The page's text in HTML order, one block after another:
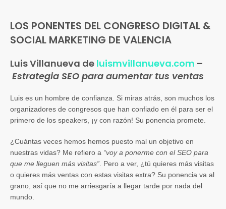
LOS PONENTES DEL CONGRESO DIGITAL &
SOCIAL MARKETING DE VALENCIA
Luis Villanueva de luismvillanueva.com –
Estrategia SEO para aumentar tus ventas
Luis es un hombre de confianza. Si miras atrás, son muchos los
organizadores de congresos que han confiado en él para ser el
primero de los speakers, ¡y con razón! Su ponencia promete.
¿Cuántas veces hemos hemos puesto mal un objetivo en
nuestras vidas? Me refiero a “voy a ponerme con el SEO para
que me lleguen más visitas” . Pero a ver, ¿tú quieres más visitas
o quieres más ventas con estas visitas extra? Su ponencia va al
grano, así que no me arriesgaría a llegar tarde por nada del
mundo.